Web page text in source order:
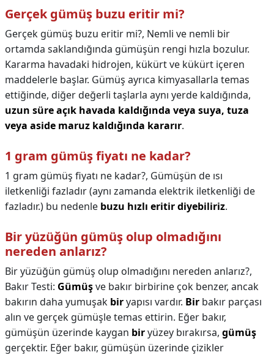
Gerçek gümüş buzu eritir mi?
Gerçek gümüş buzu eritir mi?, Nemli ve nemli bir
ortamda saklandığında gümüşün rengi hızla bozulur.
Kararma havadaki hidrojen, kükürt ve kükürt içeren
maddelerle başlar. Gümüş ayrıca kimyasallarla temas
ettiğinde, diğer değerli taşlarla aynı yerde kaldığında,
uzun süre açık havada kaldığında veya suya, tuza
veya aside maruz kaldığında kararır.
1 gram gümüş fiyatı ne kadar?
1 gram gümüş fiyatı ne kadar?, Gümüşün de ısı
iletkenliği fazladır (aynı zamanda elektrik iletkenliği de
fazladır.) bu nedenle buzu hızlı eritir diyebiliriz.
Bir yüzüğün gümüş olup olmadığını
nereden anlarız?
Bir yüzüğün gümüş olup olmadığını nereden anlarız?,
Bakır Testi: Gümüşve bakır birbirine çok benzer, ancak
bakırın daha yumuşak biryapısı vardır. Bir bakır parçası
alın ve gerçek gümüşle temas ettirin. Eğer bakır,
gümüşün üzerinde kaygan biryüzey bırakırsa, gümüş
gerçektir. Eğer bakır, gümüşün üzerinde çizikler